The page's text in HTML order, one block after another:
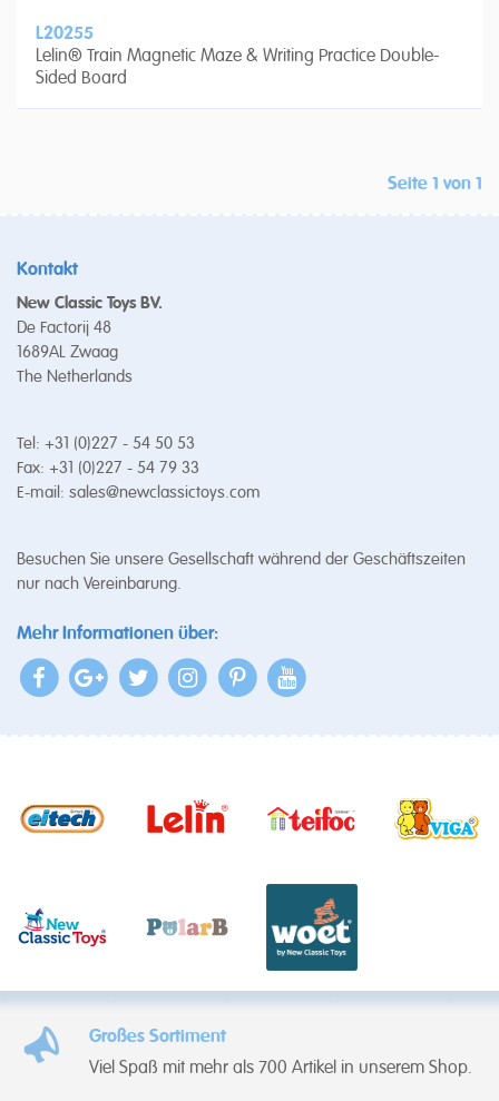
L20255
Lelin® Train Magnetic Maze & Writing Practice Double-
Sided Board
Seite 1 von 1
Kontakt
New Classic Toys BV.
De Factorij 48
1689AL Zwaag
The Netherlands
Tel: +31 (0)227 - 54 50 53
Fax: +31 (0)227 - 54 79 33
E-mail: sales@newclassictoys.com
Besuchen Sie unsere Gesellschaft während der Geschäftszeiten
nur nach Vereinbarung.
Mehr Informationen über:
Großes Sortiment
Viel Spaß mit mehr als 700 Artikel in unserem Shop.